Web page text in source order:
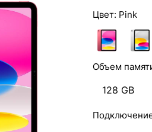
Цвет: Pink
Объем
128 GB